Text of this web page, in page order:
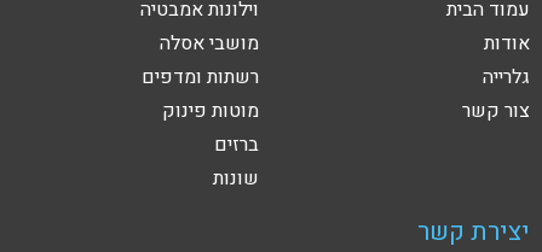
עמוד הבית
אודות
גלרייה
צור קשר
וילונות אמבטיה
מושבי אסלה
רשתות ומדפים
מוטות פינוק
ברזים
שונות
יצירת קשר